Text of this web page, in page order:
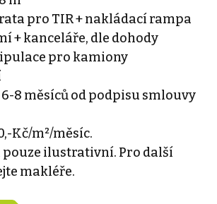
pro TIR + nakládací rampa
+ kanceláře, dle dohody
pro kamiony
8 měsíců od podpisu smlouvy
Kč/m²/měsíc.
pouze ilustrativní. Pro další
makléře.